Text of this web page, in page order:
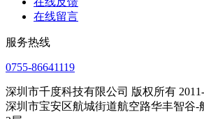
在线留言
服务热线
0755-86641119
深圳市千度科技有限公司 版权所有
深圳市宝安区航城街道航空路华丰智谷-